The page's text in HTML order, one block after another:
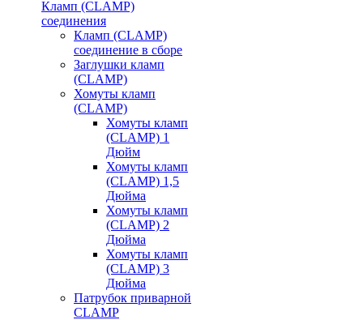
Кламп (CLAMP)
соединения
Кламп (CLAMP)
соединение в сборе
Заглушки кламп
(CLAMP)
Хомуты кламп
(CLAMP)
Хомуты кламп
(CLAMP) 1
Дюйм
Хомуты кламп
(CLAMP) 1,5
Дюйма
Хомуты кламп
(CLAMP) 2
Дюйма
Хомуты кламп
(CLAMP) 3
Дюйма
Патрубок приварной
CLAMP